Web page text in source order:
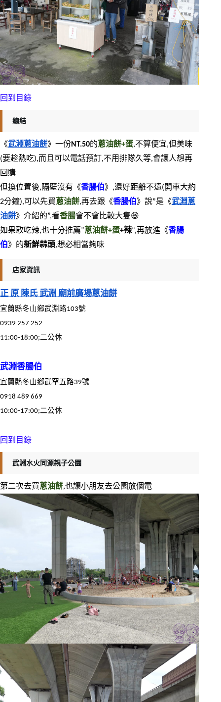
回到目錄
總結
《武淵蔥油餅》一份NT.50的蔥油餅+蛋,不算便宜,但美味
(要趁熱吃),而且可以電話預訂,不用排隊久等,會讓人想再
回購
但換位置後,隔壁沒有《香腸伯 》,還好距離不遠(開車大約
2分鐘),可以先買蔥油餅,再去跟《香腸伯 》說”是《武淵蔥
油餅》介紹的”,看香腸會不會比較大隻😆
如果敢吃辣,也十分推薦”蔥油餅+蛋+辣“,再放進《香腸
伯 》的新鮮蒜頭,想必相當夠味
店家資訊
正 原 陳氏 武淵 廟前廣場蔥油餅
宜蘭縣冬山鄉武淵路103號
0939 257 252
11:00-18:00;二公休
武淵香腸伯
宜蘭縣冬山鄉武罕五路39號
0918 489 669
10:00-17:00;二公休
回到目錄
武淵水火同源親子公園
第二次去買蔥油餅,也讓小朋友去公園放個電